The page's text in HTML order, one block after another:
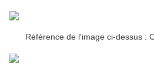
Référence de l'image ci-dessus :